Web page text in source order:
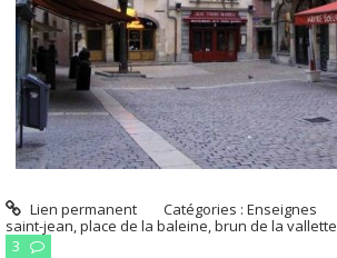
Lien permanent Catégories :Enseignes
saint-jean,place de la baleine,brun de la vallette
3